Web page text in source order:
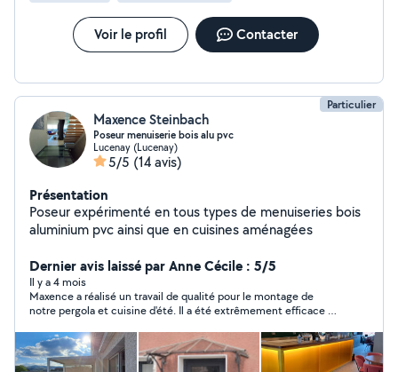
Voir le profil Contacter
Particulier
Maxence Steinbach
Poseur menuiserie bois alu pvc
Lucenay (Lucenay)
5/5 (14 avis)
Présentation
Poseur expérimenté en tous types de menuiseries bois
aluminium pvc ainsi que en cuisines aménagées
Dernier avis laissé par Anne Cécile : 5/5
Il y a 4 mois
Maxence a réalisé un travail de qualité pour le montage de
notre pergola et cuisine d'été. Il a été extrêmement efficace et